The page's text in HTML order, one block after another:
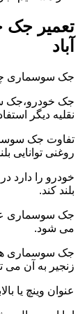
تعمیر جک
آباد
جک سوسماری
جک خودرو،جک
نقلیه دیگر
تفاوت جک
روغنی توانایی
خودرو را دارد
بلند کند.
جک سوسماری
می شود.
جک سوسماری هر
زنجیر به آن می
عنوان وینچ یا